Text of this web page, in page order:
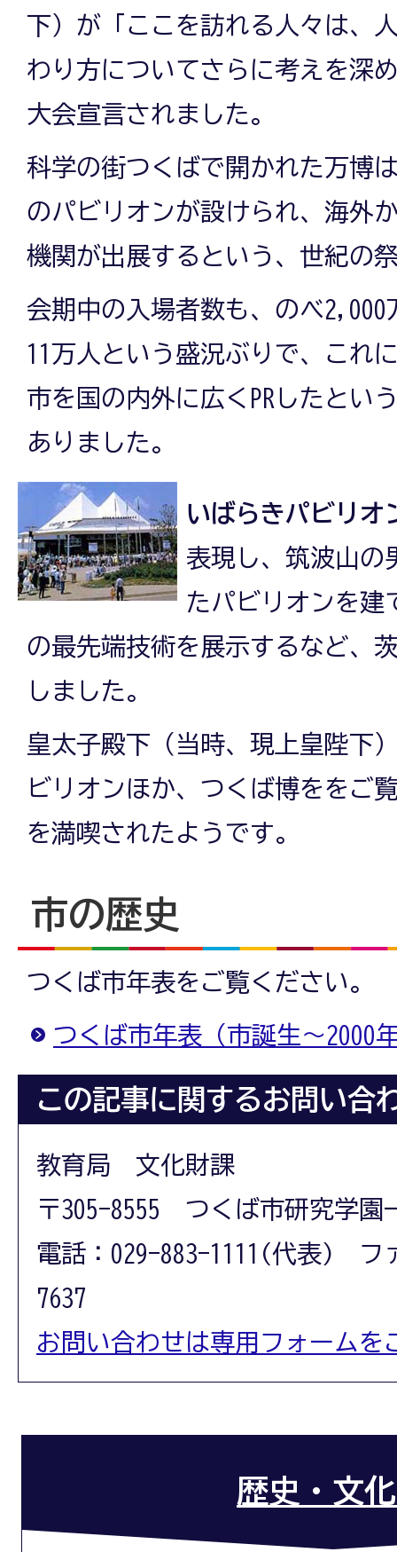
下）が「ここを訪れる人々は、
わり方についてさらに考えを深
大会宣言されました。
科学の街つくばで開かれた万博
のパビリオンが設けられ、海外
機関が出展するという、世紀の
会期中の入場者数も、のべ
11万人という盛況ぶりで、これ
市を国の内外に広くPRしたとい
ありました。
いばらきパビリオ
表現し、筑波山の
たパビリオンを建
の最先端技術を展示するなど、
しました。
皇太子殿下（当時、現上皇陛下
ビリオンほか、つくば博ををご
を満喫されたようです。
市の歴史
つくば市年表をご覧ください。
つくば市年表（市誕生～2000
この記事に関するお問い合
教育局 文化財課
〒305-8555 つくば市研究学園
電話：029-883-1111(代表) フ
7637
お問い合わせは専用フォームを
歴史・文